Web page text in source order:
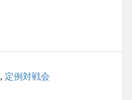
, 定例対戦会